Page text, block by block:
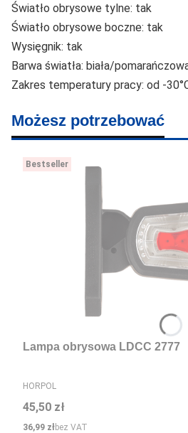
Światło obrysowe tylne: tak
Światło obrysowe boczne: tak
Wysięgnik: tak
Barwa światła: biała/
Zakres temperatury pracy: od -
Możesz potrzebować
Bestseller
Lampa obrysowa LDCC 2777
PRODUCENT
HORPOL
Cena
45,50 zł
Cena
36,99 złbez VAT